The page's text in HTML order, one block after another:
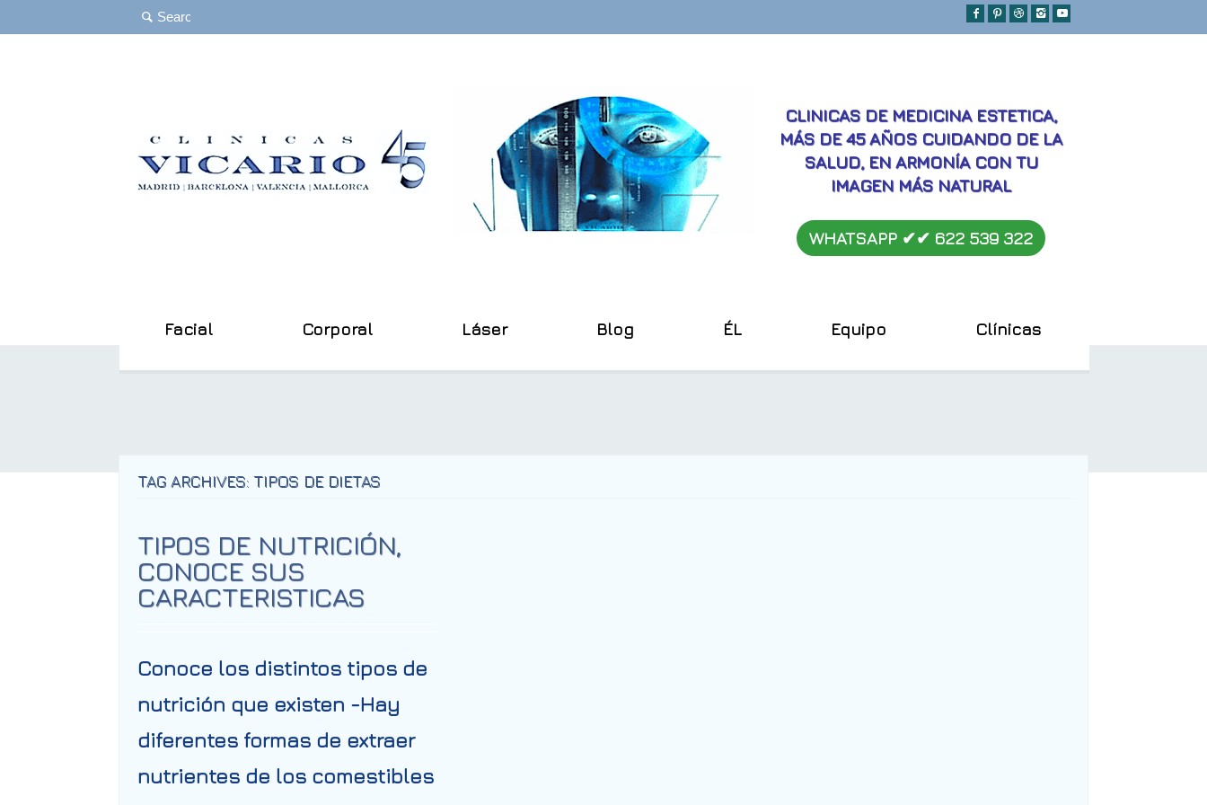
CLINICAS DE MEDICINA ESTETICA,
MÁS DE 45 AÑOS CUIDANDO DE LA
SALUD, EN ARMONÍA CON TU
IMAGEN MÁS NATURAL
WHATSAPP ✔︎✔︎ 622 539 322
Facial Corporal Láser Blog ÉL Equipo Clínicas
TAG ARCHIVES: TIPOS DE DIETAS
TIPOS DE NUTRICIÓN,
CONOCE SUS
CARACTERISTICAS
Conoce los distintos tipos de
nutrición que existen -Hay
diferentes formas de extraer
nutrientes de los comestibles